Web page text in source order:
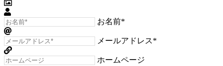
お名前*
メールアドレス*
ホームページ